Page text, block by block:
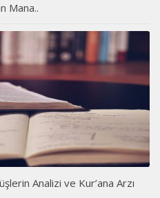
Mana..
Analizi ve Kur’ana Arzı